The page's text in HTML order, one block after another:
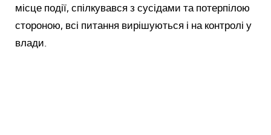
місце події, спілкувався з сусідами та потерпілою
стороною, всі питання вирішуються і на контролі у
влади.